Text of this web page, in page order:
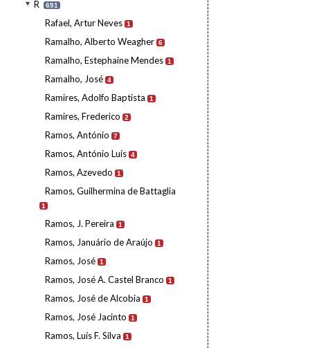
R 691
Rafael, Artur Neves 1
Ramalho, Alberto Weagher 6
Ramalho, Estephaine Mendes 1
Ramalho, José 4
Ramires, Adolfo Baptista 1
Ramires, Frederico 2
Ramos, António 7
Ramos, António Luís 4
Ramos, Azevedo 1
Ramos, Guilhermina de Battaglia
1
Ramos, J. Pereira 1
Ramos, Januário de Araújo 1
Ramos, José 1
Ramos, José A. Castel Branco 1
Ramos, José de Alcobia 1
Ramos, José Jacinto 1
Ramos, Luís F. Silva 1